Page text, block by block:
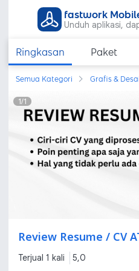
fastwork
Unduh aplikasi,
Ringkasan Paket
Semua Kategori Grafis &
1/1
Review Resume / CV
Terjual 1 kali 5,0